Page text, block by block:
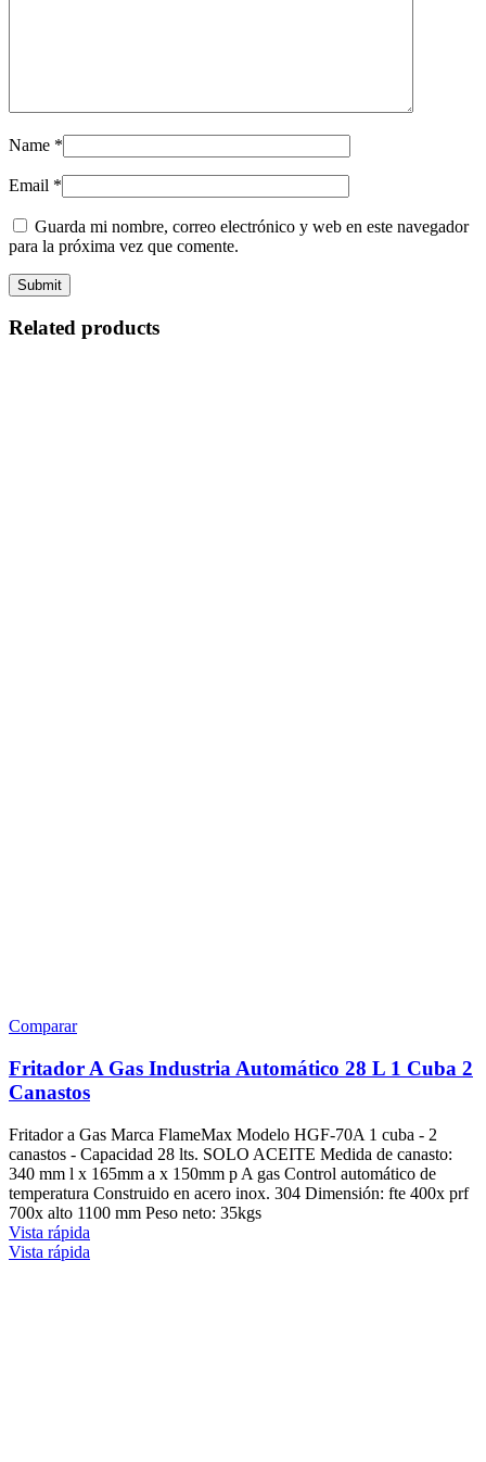
Name *
Email *
Guarda mi nombre, correo electrónico y web en este navegador
para la próxima vez que comente.
Related products
Comparar
Fritador A Gas Industria Automático 28 L 1 Cuba 2
Canastos
Fritador a Gas Marca FlameMax Modelo HGF-70A 1 cuba - 2
canastos - Capacidad 28 lts. SOLO ACEITE Medida de canasto:
340 mm l x 165mm a x 150mm p A gas Control automático de
temperatura Construido en acero inox. 304 Dimensión: fte 400x prf
700x alto 1100 mm Peso neto: 35kgs
Vista rápida
Vista rápida